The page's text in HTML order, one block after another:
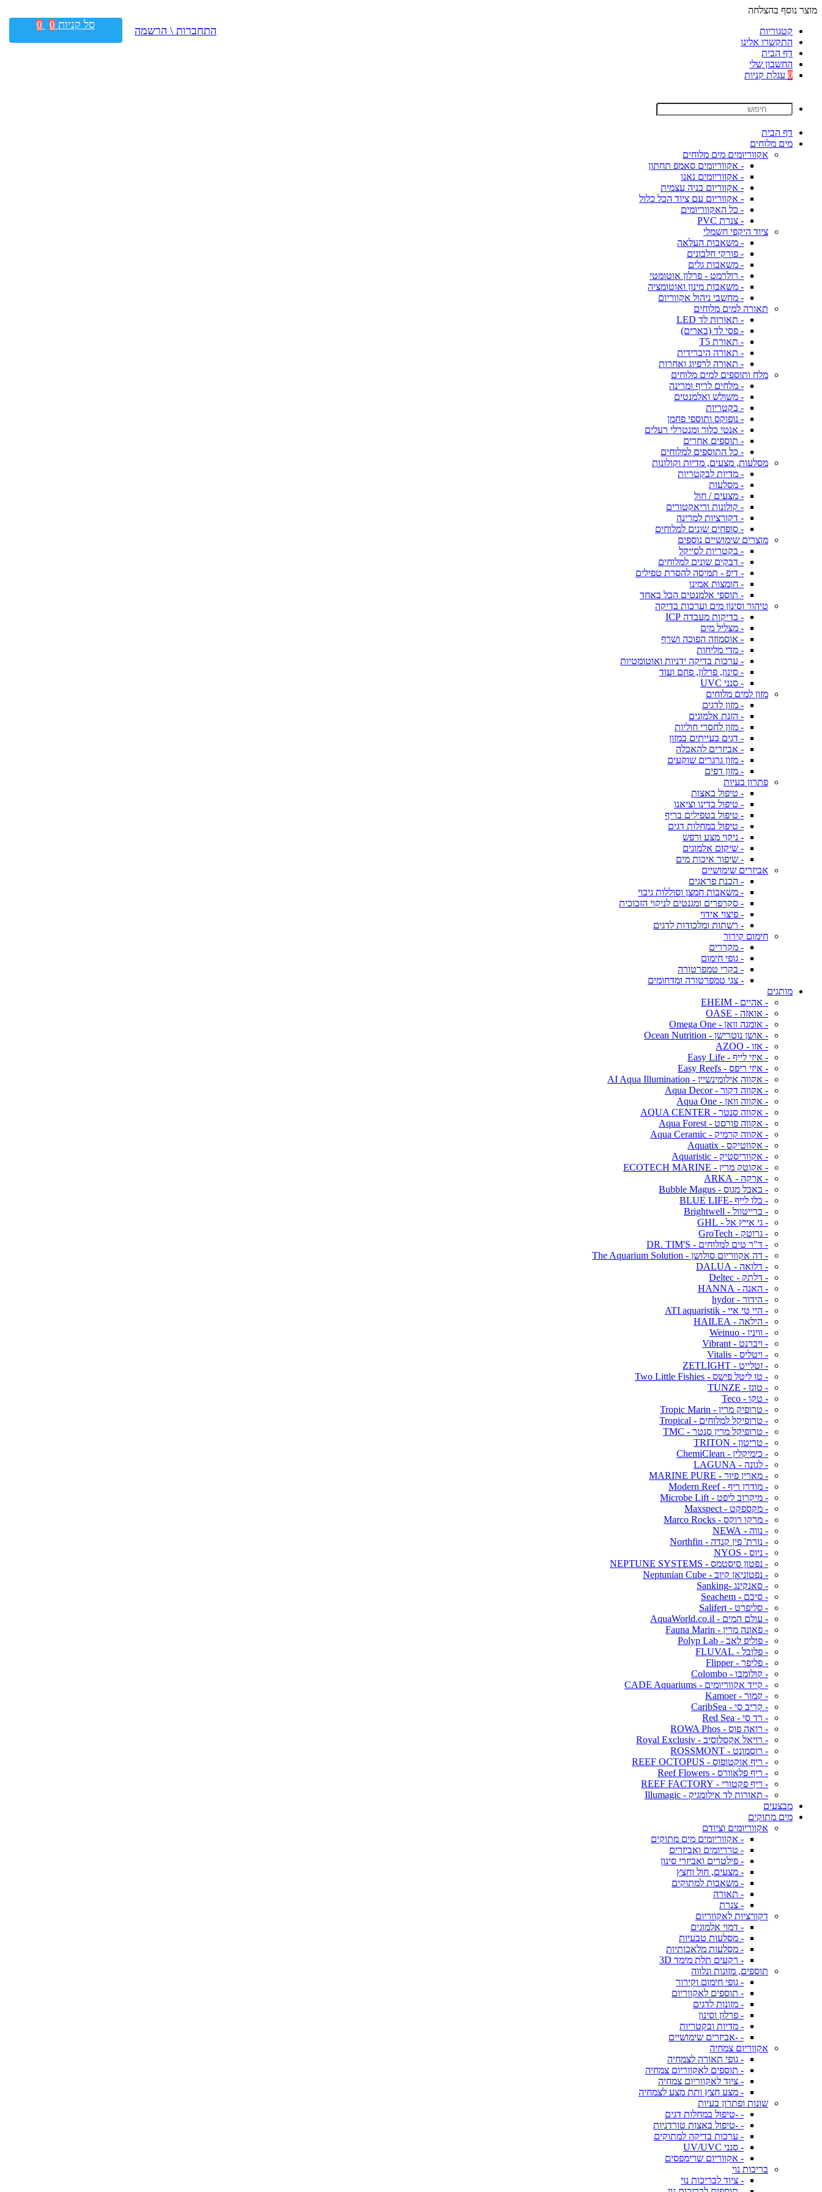
מוצר נוסף בהצלחה
קטגוריות
התקשרו אלינו
דף הבית
החשבון שלי
0 עגלת קניות
דף הבית
מים מלוחים
אקווריומים מים מלוחים
- אקווריומים סאמפ תחתון
- אקווריומים נאנו
- אקווריום בניה עצמית
- אקווריום עם ציוד הכל כלול
- כל האקווריומים
- צנרת PVC
ציוד היקפי חשמלי
- משאבות העלאה
- פורקי חלבונים
- משאבות גלים
- רולרמט - פרלון אוטומטי
- משאבות מינון ואוטומציה
- מחשבי ניהול אקווריום
תאורה למים מלוחים
- תאורות לד LED
- פסי לד (בארים)
- תאורת T5
- תאורה היברידית
- תאורה לרפיוג ואחרות
מלח ותוספים למים מלוחים
- מלחים לריף ומרינה
- משולש ואלמנטים
- בקטריות
- נופוקס ותוספי פחמן
- אנטי כלור ומנטרלי רעלים
- תוספים אחרים
- כל התוספים למלוחים
מסלעות, מצעים, מדיות וקולונות
- מדיות לבקטריות
- מסלעות
- מצעים / חול
- קולונות וריאקטורים
- דקורציות למרינה
- סופחים שונים למלוחים
מוצרים שימושיים נוספים
- בקטריות לסייקל
- דבקים שונים למלוחים
- דיפ - תמיסה להסרת טפילים
- חומצות אמינו
- תוספי אלמנטים הכל באחד
טיהור וסינון מים וערכות בדיקה
- בדיקות מעבדה ICP
- מצליל מים
- אוסמוזה הפוכה ושרף
- מדי מליחות
- ערכות בדיקה ידניות ואוטומטיות
- סינון, פרלון, פחם ועוד
- סנני UVC
מזון למים מלוחים
- מזון לדגים
- הזנת אלמוגים
- מזון לחסרי חוליות
- דגים בעייתים במזון
- אביזרים להאכלה
- מזון גרגרים שוקעים
- מזון דפים
פתרון בעיות
- טיפול באצות
- טיפול בדינו וציאנו
- טיפול בטפילים בריף
- טיפול במחלות דגים
- ניקוי מצע ורפש
- שיקום אלמוגים
- שיפור איכות מים
אביזרים שימושיים
- הכנת פראגים
- משאבות חמצן וסוללות גיבוי
- סקרפרים ומגנטים לניקוי הזכוכית
- פיצוי אידוי
- רשתות ומלכודות לדגים
חימום קירור
- מקררים
- גופי חימום
- בקרי טמפרטורה
- צגי טמפרטורה ומדחומים
מותגים
- אהיים - EHEIM
- אואזה - OASE
- אומגה וואן - Omega One
- אושן נוטרישן - Ocean Nutrition
- אזו - AZOO
- איזי לייף - Easy Life
- איזי ריפס - Easy Reefs
- אקווה אילומינשיין - AI Aqua Illumination
- אקווה דקור - Aqua Decor
- אקווה וואן - Aqua One
- אקווה סנטר - AQUA CENTER
- אקווה פורסט - Aqua Forest
- אקווה קרמיק - Aqua Ceramic
- אקווטיקס - Aquatix
- אקווריסטיק - Aquaristic
- אקוטק מרין - ECOTECH MARINE
- ארקה - ARKA
- באבל מגוס - Bubble Magus
- בלו לייף -BLUE LIFE
- ברייטוול - Brightwell
- גי אייץ אל - GHL
- גרוטק - GroTech
- ד"ר טים למלוחים - DR. TIM'S
- דה אקווריום סולושן - The Aquarium Solution
- דלואה - DALUA
- דלתק - Deltec
- האנה - HANNA
- הידור - hydor
- היי טי איי - ATI aquaristik
- הילאה - HAILEA
- וויניו - Weinuo
- ויברנט - Vibrant
- ויטליס - Vitalis
- זטלייט - ZETLIGHT
- טו ליטל פישס - Two Little Fishies
- טונז - TUNZE
- טקו - Teco
- טרופיק מרין - Tropic Marin
- טרופיקל למלוחים - Tropical
- טרופיקל מרין סנטר - TMC
- טריטון - TRITON
- כימיקלין - ChemiClean
- לגונה - LAGUNA
- מארין פיור - MARINE PURE
- מודרן ריף - Modern Reef
- מיקרוב ליפט - Microbe Lift
- מקספקט - Maxspect
- מרקו רוקס - Marco Rocks
- נווה - NEWA
- נורת' פין קנדה - Northfin
- ניוס - NYOS
- נפטון סיסטמס - NEPTUNE SYSTEMS
- נפטוניאן קיוב - Neptunian Cube
- סאנקינג -Sanking
- סיכם - Seachem
- סליפרט - Salifert
- עולם המים - AquaWorld.co.il
- פאונה מרין - Fauna Marin
- פוליפ לאב - Polyp Lab
- פלובל - FLUVAL
- פליפר - Flipper
- קולומבו - Colombo
- קייד אקווריומים - CADE Aquariums
- קמור - Kamoer
- קריב סי - CaribSea
- רד סי - Red Sea
- רואה פוס - ROWA Phos
- רויאל אקסלוסיב - Royal Exclusiv
- רוסמונט - ROSSMONT
- ריף אוקטופוס - REEF OCTOPUS
- ריף פלאוורס - Reef Flowers
- ריף פקטורי - REEF FACTORY
- תאורות לד אילומגיק - Illumagic
מבצעים
מים מתוקים
אקווריומים וציודם
- אקווריומים מים מתוקים
- טרריומים ואביזרים
- פילטרים ואביזרי סינון
- מצעים, חול וחצץ
- משאבות למתוקים
- תאורה
- צנרת
דקורציות לאקווריום
- דמוי אלמוגים
- מסלעות טבעיות
- מסלעות מלאכותיות
- רקעים תלת מימד 3D
תוספים, מזונות ונלווה
- גופי חימום וקירור
- תוספים לאקווריום
- מזונות לדגים
- פרלון וסינון
- מדיות ובקטריות
- -אביזרים שימושיים
אקווריום צמחיה
- גופי תאורה לצמחיה
- תוספים לאקווריום צמחיה
- ציוד לאקווריום צמחיה
- מצע חצץ ותת מצע לצמחיה
שונות ופתרון בעיות
- -טיפול במחלות דגים
- -טיפול באצות טורדניות
- ערכות בדיקה למתוקים
- סנני UV/UVC
- אקווריום שרימפסים
בריכות נוי
- ציוד לבריכות נוי
התחברות \ הרשמה סל קניות 0
0